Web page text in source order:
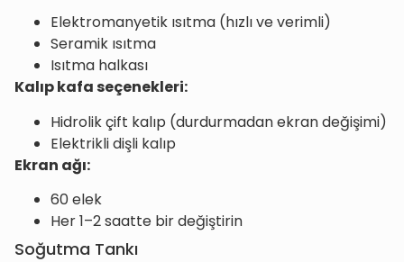
Elektromanyetik ısıtma (hızlı ve verimli)
Seramik ısıtma
Isıtma halkası
Kalıp kafa seçenekleri:
Hidrolik çift kalıp (durdurmadan ekran değişimi)
Elektrikli dişli kalıp
Ekran ağı:
60 elek
Her 1–2 saatte bir değiştirin
Soğutma Tankı